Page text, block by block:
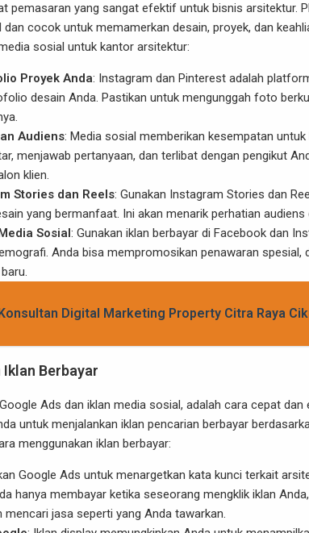
pemasaran yang sangat efektif untuk bisnis arsitektur.
cocok untuk memamerkan desain, proyek, dan
sosial untuk kantor arsitektur:
Proyek Anda: Instagram dan Pinterest adalah
desain Anda. Pastikan untuk mengunggah foto
Audiens: Media sosial memberikan kesempatan
menjawab pertanyaan, dan terlibat dengan pengikut
klien.
Stories dan Reels: Gunakan Instagram Stories dan
yang bermanfaat. Ini akan menarik perhatian
Sosial: Gunakan iklan berbayar di Facebook dan
Anda bisa mempromosikan penawaran
Digital Marketing Property Citra Raya
Berbayar
Ads dan iklan media sosial, adalah cara cepat
untuk menjalankan iklan pencarian berbayar
menggunakan iklan berbayar:
Google Ads untuk menargetkan kata kunci terkait
hanya membayar ketika seseorang mengklik iklan
mencari jasa seperti yang Anda tawarkan.